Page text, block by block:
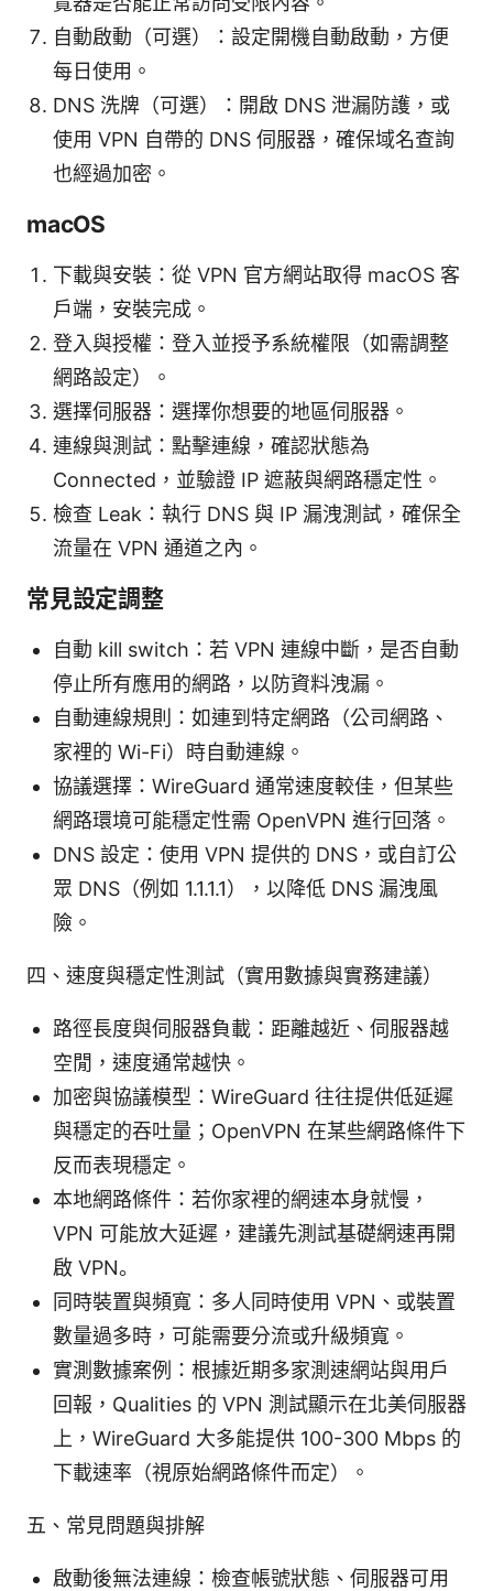
自動啟動（可選）：設定開機自動啟動，方便
每日使用。
DNS 洗牌（可選）：開啟 DNS 泄漏防護，或
使用 VPN 自帶的 DNS 伺服器，確保域名查詢
也經過加密。
macOS
下載與安裝：從 VPN 官方網站取得 macOS 客
戶端，安裝完成。
登入與授權：登入並授予系統權限（如需調整
網路設定）。
選擇伺服器：選擇你想要的地區伺服器。
連線與測試：點擊連線，確認狀態為
Connected，並驗證 IP 遮蔽與網路穩定性。
檢查 Leak：執行 DNS 與 IP 漏洩測試，確保全
流量在 VPN 通道之內。
常見設定調整
自動 kill switch：若 VPN 連線中斷，是否自動
停止所有應用的網路，以防資料洩漏。
自動連線規則：如連到特定網路（公司網路、
家裡的 Wi-Fi）時自動連線。
協議選擇：WireGuard 通常速度較佳，但某些
網路環境可能穩定性需 OpenVPN 進行回落。
DNS 設定：使用 VPN 提供的 DNS，或自訂公
眾 DNS（例如 1.1.1.1），以降低 DNS 漏洩風
險。
四、速度與穩定性測試（實用數據與實務建議）
路徑長度與伺服器負載：距離越近、伺服器越
空閒，速度通常越快。
加密與協議模型：WireGuard 往往提供低延遲
與穩定的吞吐量；OpenVPN 在某些網路條件下
反而表現穩定。
本地網路條件：若你家裡的網速本身就慢，
VPN 可能放大延遲，建議先測試基礎網速再開
啟 VPN。
同時裝置與頻寬：多人同時使用 VPN、或裝置
數量過多時，可能需要分流或升級頻寬。
實測數據案例：根據近期多家測速網站與用戶
回報，Qualities 的 VPN 測試顯示在北美伺服器
上，WireGuard 大多能提供 100-300 Mbps 的
下載速率（視原始網路條件而定）。
五、常見問題與排解
啟動後無法連線：檢查帳號狀態、伺服器可用